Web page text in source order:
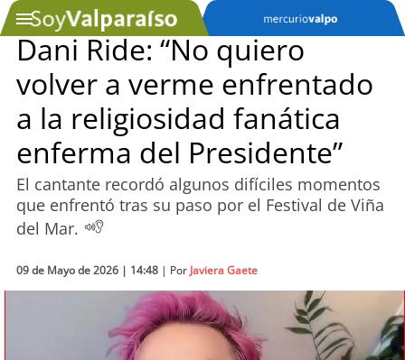
SOYTV
Podcast
Actualidad
Entretención
Economía
Dani Ride: “No quiero
volver a verme enfrentado
a la religiosidad fanática
enferma del Presidente”
El cantante recordó algunos difíciles momentos
que enfrentó tras su paso por el Festival de Viña
del Mar.
09 de Mayo de 2026 | 14:48 | Por Javiera Gaete